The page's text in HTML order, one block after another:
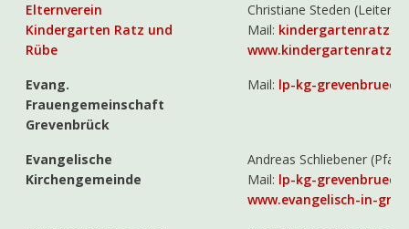
Elternverein
Kindergarten Ratz und
Rübe
Christiane Steden (Leiterin)
Mail:
Evang.
Frauengemeinschaft
Grevenbrück
Mail: lp-kg-
Evangelische
Kirchengemeinde
Andreas Schliebener
Mail: lp-kg-
www.evangelisch-in-